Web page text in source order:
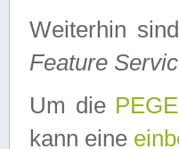
Weiterhin
Feature
Um die
kann eine